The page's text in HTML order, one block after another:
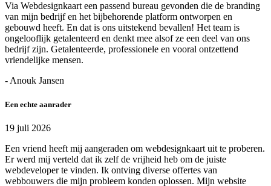
Via Webdesignkaart een passend bureau gevonden die de branding
van mijn bedrijf en het bijbehorende platform ontworpen en
gebouwd heeft. En dat is ons uitstekend bevallen! Het team is
ongelooflijk getalenteerd en denkt mee alsof ze een deel van ons
bedrijf zijn. Getalenteerde, professionele en vooral ontzettend
vriendelijke mensen.
- Anouk Jansen
Een echte aanrader
19 juli 2026
Een vriend heeft mij aangeraden om webdesignkaart uit te proberen.
Er werd mij verteld dat ik zelf de vrijheid heb om de juiste
webdeveloper te vinden. Ik ontving diverse offertes van
webbouwers die mijn probleem konden oplossen. Mijn website